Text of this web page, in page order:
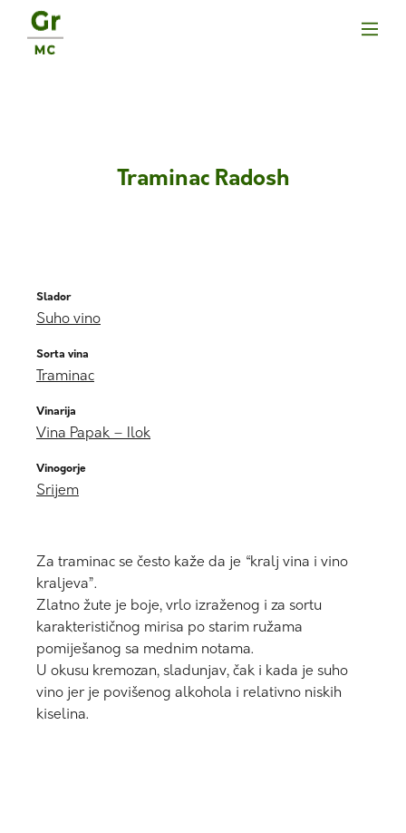
Traminac Radosh
Slador
Suho vino
Sorta vina
Traminac
Vinarija
Vina Papak – Ilok
Vinogorje
Srijem
Za traminac se često kaže da je “kralj vina i vino
kraljeva”.
Zlatno žute je boje, vrlo izraženog i za sortu
karakterističnog mirisa po starim ružama
pomiješanog sa mednim notama.
U okusu kremozan, sladunjav, čak i kada je suho
vino jer je povišenog alkohola i relativno niskih
kiselina.